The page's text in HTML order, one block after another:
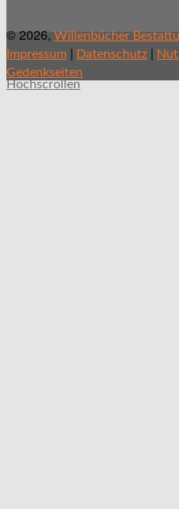
© 2026, Willenbücher
Impressum | Datenschutz |
Gedenkseiten
Hochscrollen